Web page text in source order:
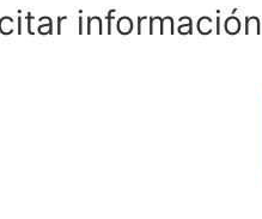
información